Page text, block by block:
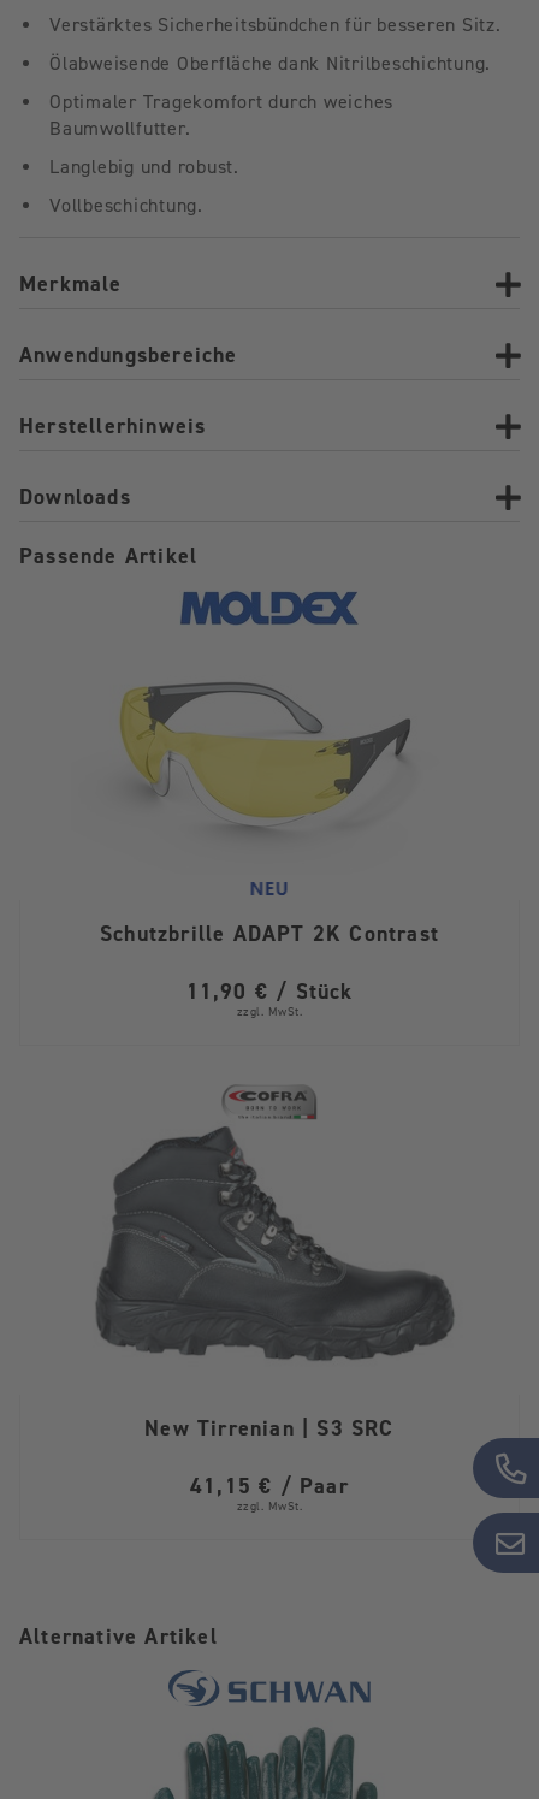
Verstärktes Sicherheitsbündchen für besseren Sitz.
Ölabweisende Oberfläche dank Nitrilbeschichtung.
Optimaler Tragekomfort durch weiches
Baumwollfutter.
Langlebig und robust.
Vollbeschichtung.
Merkmale
Anwendungsbereiche
Herstellerhinweis
Downloads
Passende Artikel
Schutzbrille ADAPT 2K Contrast
11,90 € / Stück
zzgl. MwSt.
New Tirrenian | S3 SRC
41,15 € / Paar
zzgl. MwSt.
Alternative Artikel